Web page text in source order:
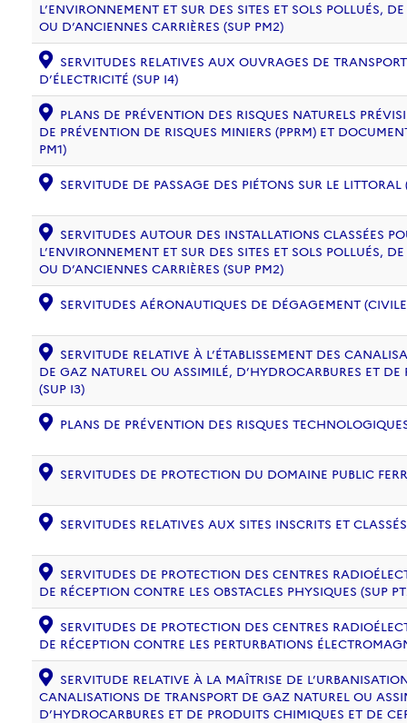
L’ENVIRONNEMENT ET SUR DES SITES ET SOLS POLLUÉS,
OU D’ANCIENNES CARRIÈRES (SUP PM2)
SERVITUDES RELATIVES AUX OUVRAGES DE
D’ÉLECTRICITÉ (SUP I4)
PLANS DE PRÉVENTION DES RISQUES NATURELS
DE PRÉVENTION DE RISQUES MINIERS (PPRM) ET
PM1)
SERVITUDE DE PASSAGE DES PIÉTONS SUR LE LITTORAL
SERVITUDES AUTOUR DES INSTALLATIONS CLASSÉES
L’ENVIRONNEMENT ET SUR DES SITES ET SOLS POLLUÉS,
OU D’ANCIENNES CARRIÈRES (SUP PM2)
SERVITUDES AÉRONAUTIQUES DE DÉGAGEMENT
SERVITUDE RELATIVE À L’ÉTABLISSEMENT DES
DE GAZ NATUREL OU ASSIMILÉ, D’HYDROCARBURES ET
(SUP I3)
PLANS DE PRÉVENTION DES RISQUES
SERVITUDES DE PROTECTION DU DOMAINE PUBLIC
SERVITUDES RELATIVES AUX SITES INSCRITS ET
SERVITUDES DE PROTECTION DES CENTRES
DE RÉCEPTION CONTRE LES OBSTACLES PHYSIQUES (SUP
SERVITUDES DE PROTECTION DES CENTRES
DE RÉCEPTION CONTRE LES PERTURBATIONS
SERVITUDE RELATIVE À LA MAÎTRISE DE
CANALISATIONS DE TRANSPORT DE GAZ NATUREL OU
D’HYDROCARBURES ET DE PRODUITS CHIMIQUES ET DE